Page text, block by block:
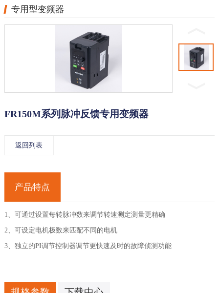
专用型变频器
FR150M系列脉冲反馈专用变频器
返回列表
产品特点
1、可通过设置每转脉冲数来调节转速测定测量更精确
2、可设定电机极数来匹配不同的电机
3、独立的PI调节控制器调节更快速及时的故障侦测功能